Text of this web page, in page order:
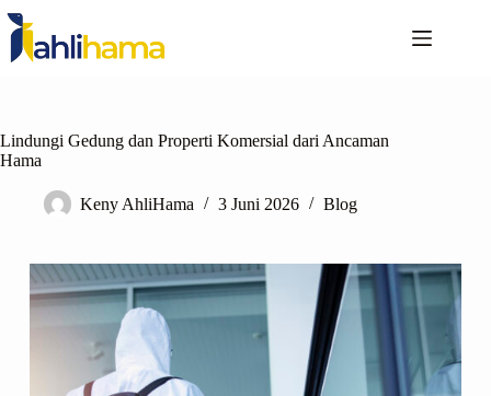
Lindungi Gedung dan Properti Komersial dari Ancaman
Hama
Keny AhliHama 3 Juni 2026 Blog